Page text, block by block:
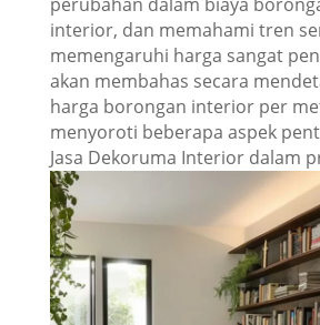
interior, dan memahami tren
memengaruhi harga sangat
akan membahas secara
harga borongan interior per
menyoroti beberapa aspek
Jasa Dekoruma Interior dalam